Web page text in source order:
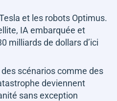
et les robots Optimus.
IA embarquée et
milliards de dollars d’ici
scénarios comme des
deviennent
sans exception